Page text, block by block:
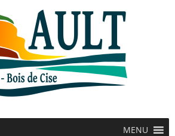
d’outils
MENU